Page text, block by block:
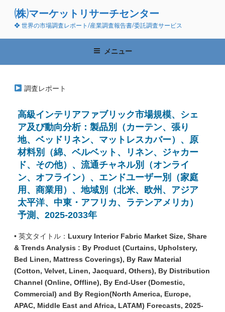
ン
(株)マーケットリサーチセンター
❖ 世界の市場調査レポート/産業調査報告書/委託調査サービス
メニュー
調査レポート
高級インテリアファブリック市場規模、シェ
ア及び動向分析：製品別（カーテン、張り
地、ベッドリネン、マットレスカバー）、原
材料別（綿、ベルベット、リネン、ジャカー
ド、その他）、流通チャネル別（オンライ
ン、オフライン）、エンドユーザー別（家庭
用、商業用）、地域別（北米、欧州、アジア
太平洋、中東・アフリカ、ラテンアメリカ）
予測、2025-2033年
• 英文タイトル： Luxury Interior Fabric Market Size, Share
& Trends Analysis : By Product (Curtains, Upholstery,
Bed Linen, Mattress Coverings), By Raw Material
(Cotton, Velvet, Linen, Jacquard, Others), By Distribution
Channel (Online, Offline), By End-User (Domestic,
Commercial) and By Region(North America, Europe,
APAC, Middle East and Africa, LATAM) Forecasts, 2025-